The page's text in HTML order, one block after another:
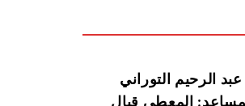
الرحيم التوراني
المعطي قبال